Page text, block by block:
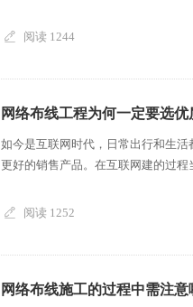
阅读 1244
网络布线工程为何一定要选优
如今是互联网时代，日常出行和生
更好的销售产品。在互联网建的过
阅读 1252
网络布线施工的过程中需注意